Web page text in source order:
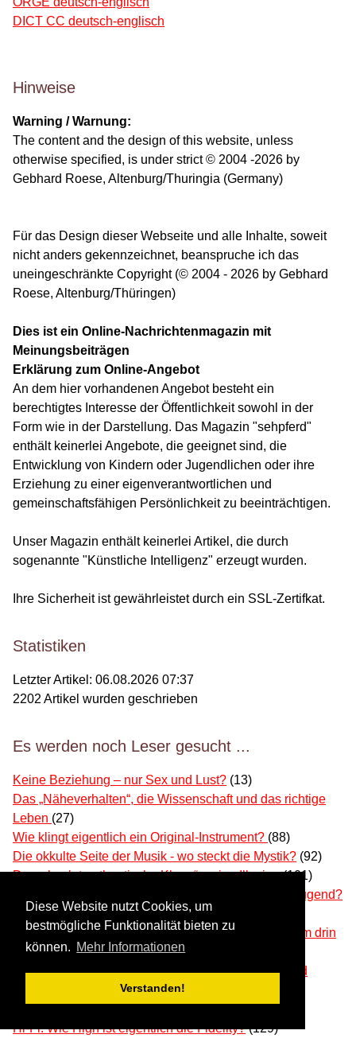
Diese Website nutzt Cookies, um
bestmögliche Funktionalität bieten zu
können. Mehr Informationen
Verstanden!
DICT CC deutsch-englisch
Hinweise
Warning / Warnung:
The content and the design of this website, unless
otherwise specified, is under strict © 2004 -2026 by
Gebhard Roese, Altenburg/Thuringia (Germany)
Für das Design dieser Webseite und alle Inhalte, soweit
nicht anders gekennzeichnet, beanspruche ich das
uneingeschränkte Copyright (© 2004 - 2026 by Gebhard
Roese, Altenburg/Thüringen)
Dies ist ein Online-Nachrichtenmagazin mit
Meinungsbeiträgen
Erklärung zum Online-Angebot
An dem hier vorhandenen Angebot besteht ein
berechtigtes Interesse der Öffentlichkeit sowohl in der
Form wie in der Darstellung. Das Magazin "sehpferd"
enthält keinerlei Angebote, die geeignet sind, die
Entwicklung von Kindern oder Jugendlichen oder ihre
Erziehung zu einer eigenverantwortlichen und
gemeinschaftsfähigen Persönlichkeit zu beeinträchtigen.
Unser Magazin enthält keinerlei Artikel, die durch
sogenannte "Künstliche Intelligenz" erzeugt wurden.
Ihre Sicherheit ist gewährleistet durch ein SSL-Zertifkat.
Statistiken
Letzter Artikel: 06.08.2026 07:37
2202Artikel wurden geschrieben
Es werden noch Leser gesucht ...
Keine Beziehung – nur Sex und Lust? (13)
Das „Näheverhalten“, die Wissenschaft und das richtige
Leben (27)
Wie klingt eigentlich ein Original-Instrument? (88)
Die okkulte Seite der Musik - wo steckt die Mystik? (92)
Der „absolut authentische Klang“ – eine Illusion(101)
Wie wir Musik hören – ist MP3 eine Gefahr für die Jugend?
(103)
Objektivität und Musikwiedergabe – das ist der Wurm drin
(105)
Kann die Psychologie Persönlichkeiten ausreichend
(109)
Hi-Fi: Wie High ist eigentlich die Fidelity? (129)